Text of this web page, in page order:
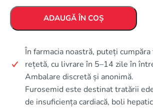
ADAUGĂ ÎN COȘ
În farmacia noastră, puteți
rețetă, cu livrare în 5–14 zile în
Ambalare discretă și anonimă.
Furosemid este destinat tratării
de insuficiența cardiacă, boli